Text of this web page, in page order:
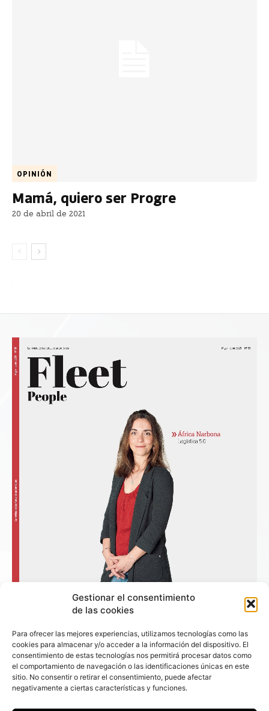
Gestionar el consentimiento
de las cookies
Para ofrecer las mejores experiencias, utilizamos tecnologías como las
cookies para almacenar y/o acceder a la información del dispositivo. El
consentimiento de estas tecnologías nos permitirá procesar datos como
el comportamiento de navegación o las identificaciones únicas en este
sitio. No consentir o retirar el consentimiento, puede afectar
negativamente a ciertas características y funciones.
OPINIÓN
Mamá, quiero ser Progre
20 de abril de 2021
+ Fleet People
Contacto